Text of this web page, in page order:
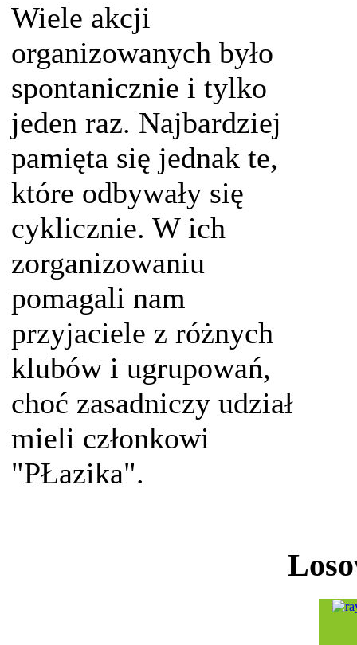
Wiele akcji
organizowanych było
spontanicznie i tylko
jeden raz. Najbardziej
pamięta się jednak te,
które odbywały się
cyklicznie. W ich
zorganizowaniu
pomagali nam
przyjaciele z różnych
klubów i ugrupowań,
choć zasadniczy udział
mieli członkowi
"PŁazika".